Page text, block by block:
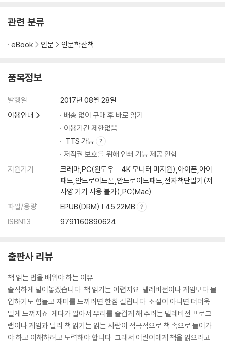
관련 분류
eBook 인문 인문학산책
품목정보
발행일
2017년 08월 28일
이용안내
배송 없이 구매 후 바로 읽기
이용기간 제한없음
TTS 가능
저작권 보호를 위해 인쇄 기능 제공 안함
지원기기
크레마,PC(윈도우 - 4K 모니터 미지원),아이폰,아이
패드,안드로이드폰,안드로이드패드,전자책단말기(저
사양 기기 사용 불가),PC(Mac)
파일/용량
EPUB(DRM) | 45.22MB
ISBN13
9791160890624
출판사 리뷰
책 읽는 법을 배워야 하는 이유
솔직하게 털어놓겠습니다. 책 읽기는 어렵지요. 텔레비전이나 게임보다 몰
입하기도 힘들고 재미를 느끼려면 한참 걸립니다. 소설이 아니면 더더욱
멀게 느껴지죠. 게다가 알아서 우리를 즐겁게 해 주려는 텔레비전 프로그
램이나 게임과 달리 책 읽기는 읽는 사람이 적극적으로 책 속으로 들어가
야 하고 이해하려고 노력해야 합니다. 그래서 어린이에게 책을 읽으라고